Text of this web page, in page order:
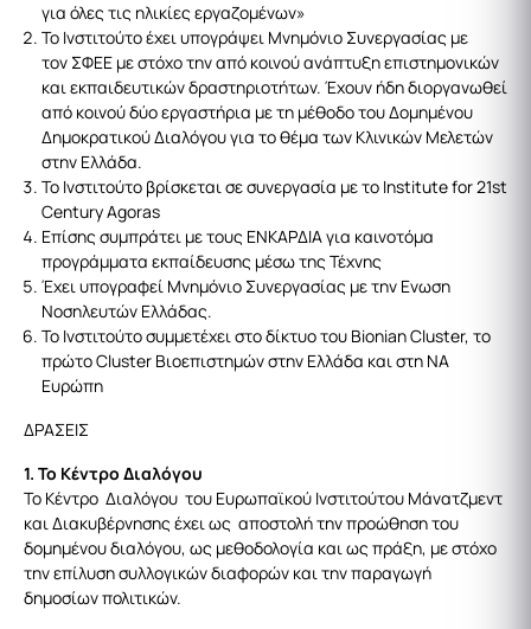
για όλες τις ηλικίες εργαζομένων»
Το Ινστιτούτο έχει υπογράψει Μνημόνιο Συνεργασίας με
τον ΣΦΕΕ με στόχο την από κοινού ανάπτυξη επιστημονικών
και εκπαιδευτικών δραστηριοτήτων. Έχουν ήδη διοργανωθεί
από κοινού δύο εργαστήρια με τη μέθοδο του Δομημένου
Δημοκρατικού Διαλόγου για το θέμα των Κλινικών Μελετών
στην Ελλάδα.
Το Ινστιτούτο βρίσκεται σε συνεργασία με το Institute for 21st
Century Agoras
Επίσης συμπράτει με τους ΕΝΚΑΡΔΙΑ για καινοτόμα
προγράμματα εκπαίδευσης μέσω της Τέχνης
Έχει υπογραφεί Μνημόνιο Συνεργασίας με την Ενωση
Νοσηλευτών Ελλάδας.
Το Ινστιτούτο συμμετέχει στο δίκτυο του Bionian Cluster, το
πρώτο Cluster Βιοεπιστημών στην Ελλάδα και στη ΝΑ
Ευρώπη
ΔΡΑΣΕΙΣ
1. Το Κέντρο Διαλόγου
Το Κέντρο Διαλόγου του Ευρωπαϊκού Ινστιτούτου Μάνατζμεντ
και Διακυβέρνησης έχει ως αποστολή την προώθηση του
δομημένου διαλόγου, ως μεθοδολογία και ως πράξη, με στόχο
την επίλυση συλλογικών διαφορών και την παραγωγή
δημοσίων πολιτικών.